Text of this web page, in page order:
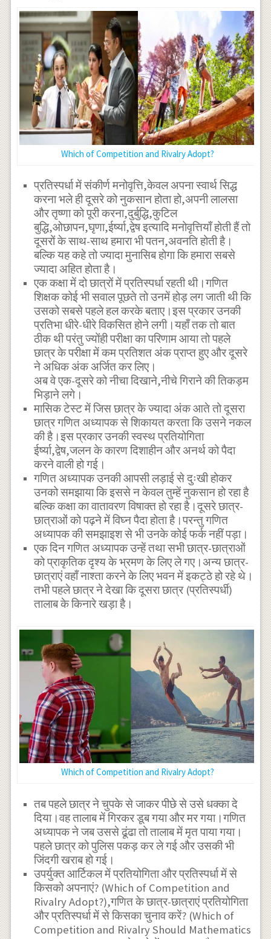
Which of Competition and Rivalry Adopt?
प्रतिस्पर्धा में संकीर्ण मनोवृत्ति,केवल अपना स्वार्थ सिद्ध
करना भले ही दूसरे को नुकसान होता हो,अपनी लालसा
और तृष्णा को पूरी करना,दुर्बुद्धि,कुटिल
बुद्धि,ओछापन,घृणा,ईर्ष्या,द्वेष इत्यादि मनोवृत्तियाँ होती हैं तो
दूसरों के साथ-साथ हमारा भी पतन,अवनति होती है।
बल्कि यह कहे तो ज्यादा मुनासिब होगा कि हमारा सबसे
ज्यादा अहित होता है।
एक कक्षा में दो छात्रों में प्रतिस्पर्धा रहती थी।गणित
शिक्षक कोई भी सवाल पूछते तो उनमें होड़ लग जाती थी कि
उसको सबसे पहले हल करके बताए।इस प्रकार उनकी
प्रतिभा धीरे-धीरे विकसित होने लगी।यहाँ तक तो बात
ठीक थी परंतु ज्योंही परीक्षा का परिणाम आया तो पहले
छात्र के परीक्षा में कम प्रतिशत अंक प्राप्त हुए और दूसरे
ने अधिक अंक अर्जित कर लिए।
अब वे एक-दूसरे को नीचा दिखाने,नीचे गिराने की तिकड़म
भिड़ाने लगे।
मासिक टेस्ट में जिस छात्र के ज्यादा अंक आते तो दूसरा
छात्र गणित अध्यापक से शिकायत करता कि उसने नकल
की है।इस प्रकार उनकी स्वस्थ प्रतियोगिता
ईर्ष्या,द्वेष,जलन के कारण दिशाहीन और अनर्थ को पैदा
करने वाली हो गई।
गणित अध्यापक उनकी आपसी लड़ाई से दुःखी होकर
उनको समझाया कि इससे न केवल तुम्हें नुकसान हो रहा है
बल्कि कक्षा का वातावरण विषाक्त हो रहा है।दूसरे छात्र-
छात्राओं को पढ़ने में विघ्न पैदा होता है।परन्तु गणित
अध्यापक की समझाइश से भी उनके कोई फर्क नहीं पड़ा।
एक दिन गणित अध्यापक उन्हें तथा सभी छात्र-छात्राओं
को प्राकृतिक दृश्य के भ्रमण के लिए ले गए।अन्य छात्र-
छात्राएं वहाँ नाश्ता करने के लिए भवन में इकट्ठे हो रहे थे।
तभी पहले छात्र ने देखा कि दूसरा छात्र (प्रतिस्पर्धी)
तालाब के किनारे खड़ा है।
Which of Competition and Rivalry Adopt?
तब पहले छात्र ने चुपके से जाकर पीछे से उसे धक्का दे
दिया।वह तालाब में गिरकर डूब गया और मर गया।गणित
अध्यापक ने जब उससे ढूंढा तो तालाब में मृत पाया गया।
पहले छात्र को पुलिस पकड़ कर ले गई और उसकी भी
जिंदगी खराब हो गई।
उपर्युक्त आर्टिकल में प्रतियोगिता और प्रतिस्पर्धा में से
किसको अपनाएं? (Which of Competition and
Rivalry Adopt?),गणित के छात्र-छात्राएं प्रतियोगिता
और प्रतिस्पर्धा में से किसका चुनाव करें? (Which of
Competition and Rivalry Should Mathematics